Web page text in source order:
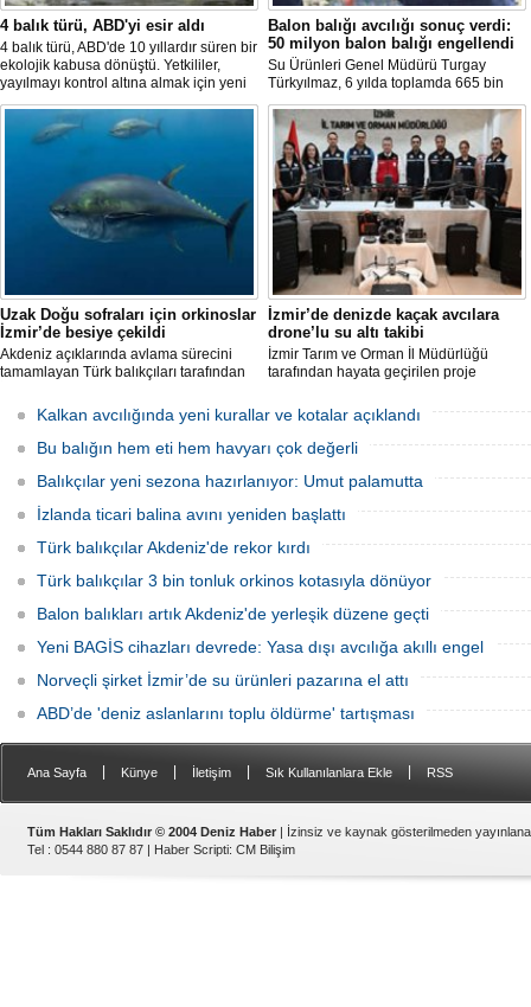
4 balık türü, ABD'yi esir aldı
4 balık türü, ABD'de 10 yıllardır süren bir
ekolojik kabusa dönüştü. Yetkililer,
yayılmayı kontrol altına almak için yeni
projeler geliştirirken, uzmanlar
tamamen yok edilmenin imkansız
olduğunu belirtiyor.
Balon balığı avcılığı sonuç verdi:
50 milyon balon balığı engellendi
Su Ürünleri Genel Müdürü Turgay
Türkyılmaz, 6 yılda toplamda 665 bin
balon balığının ekosistemden
uzaklaştırıldığını belirterek, "Balon balığı
avcılığı sayesinde, yaklaşık 50 milyon
yeni balon balığının ekosisteme
katılması önlendi." dedi.
Uzak Doğu sofraları için orkinoslar
İzmir’de besiye çekildi
Akdeniz açıklarında avlama sürecini
tamamlayan Türk balıkçıları tarafından
orkinoslar, Uzak Doğu ülkelerine ihraç
edilmek için özenle bakılıyor.
İzmir’de denizde kaçak avcılara
drone’lu su altı takibi
İzmir Tarım ve Orman İl Müdürlüğü
tarafından hayata geçirilen proje
faaliyetleri anlık olarak tespit edebilen
hava ve su altı dronları sahada aktif
olarak kullanılmaya başlandı.
Kalkan avcılığında yeni kurallar ve kotalar açıklandı
Bu balığın hem eti hem havyarı çok değerli
Balıkçılar yeni sezona hazırlanıyor: Umut palamutta
İzlanda ticari balina avını yeniden başlattı
Türk balıkçılar Akdeniz'de rekor kırdı
Türk balıkçılar 3 bin tonluk orkinos kotasıyla dönüyor
Balon balıkları artık Akdeniz'de yerleşik düzene geçti
Yeni BAGİS cihazları devrede: Yasa dışı avcılığa akıllı engel
Norveçli şirket İzmir’de su ürünleri pazarına el attı
ABD’de 'deniz aslanlarını toplu öldürme' tartışması
Ana Sayfa Künye İletişim Sık Kullanılanlara Ekle RSS
Tüm Hakları Saklıdır © 2004 Deniz Haber | İzinsiz ve kaynak gösterilmeden
Tel : 0544 880 87 87 | Haber Scripti: CM Bilişim